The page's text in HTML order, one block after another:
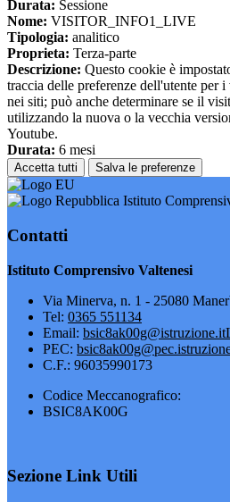
Durata: Sessione
Nome: VISITOR_INFO1_LIVE
Tipologia: analitico
Proprieta: Terza-parte
Descrizione: Questo cookie è
traccia delle preferenze dell'utente per
nei siti; può anche determinare se il
utilizzando la nuova o la vecchia
Youtube.
Durata: 6 mesi
Accetta tutti Salva le preferenze
Istituto
Contatti
Istituto Comprensivo Valtenesi
Via Minerva, n. 1 - 25080
Tel: 0365 551134
Email: bsic8ak00g@istruzione.it
PEC:
C.F.: 96035990173
Codice Meccanografico:
BSIC8AK00G
Sezione Link Utili